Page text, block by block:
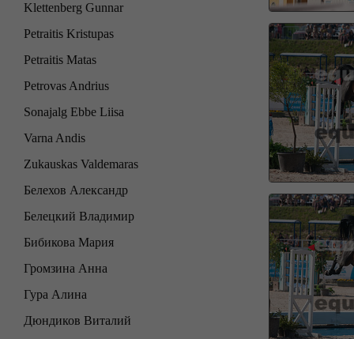
Klettenberg Gunnar
Petraitis Kristupas
Petraitis Matas
Petrovas Andrius
Sonajalg Ebbe Liisa
Varna Andis
Zukauskas Valdemaras
Белехов Александр
Белецкий Владимир
Бибикова Мария
Громзина Анна
Гура Алина
Дюндиков Виталий